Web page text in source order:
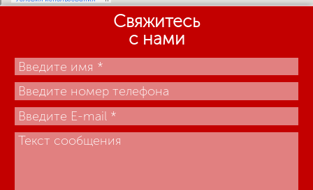
Свяжитесь
с нами